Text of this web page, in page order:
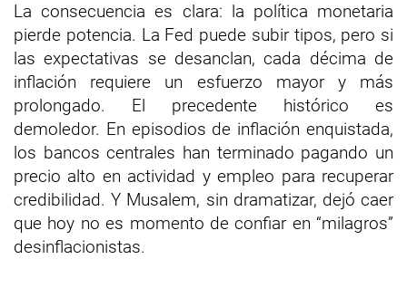
La consecuencia es clara: la política monetaria
pierde potencia. La Fed puede subir tipos, pero si
las expectativas se desanclan, cada décima de
inflación requiere un esfuerzo mayor y más
prolongado. El precedente histórico es
demoledor. En episodios de inflación enquistada,
los bancos centrales han terminado pagando un
precio alto en actividad y empleo para recuperar
credibilidad. Y Musalem, sin dramatizar, dejó caer
que hoy no es momento de confiar en “milagros”
desinflacionistas.